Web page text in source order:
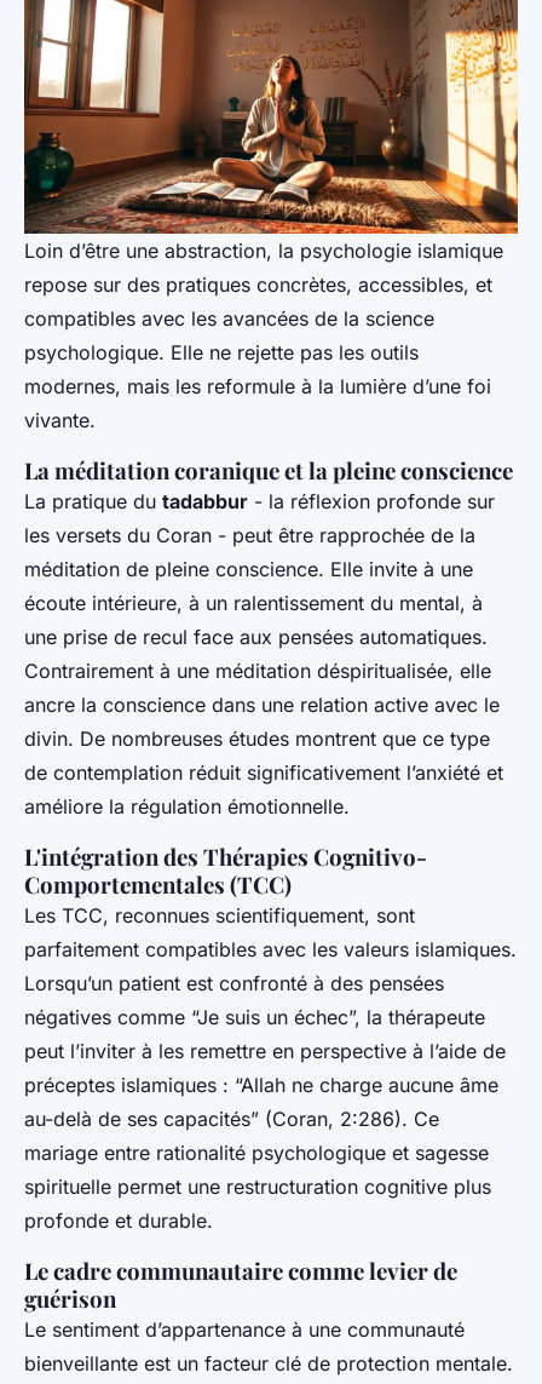
Loin d’être une abstraction, la psychologie islamique
repose sur des pratiques concrètes, accessibles, et
compatibles avec les avancées de la science
psychologique. Elle ne rejette pas les outils
modernes, mais les reformule à la lumière d’une foi
vivante.
La méditation coranique et la pleine conscience
La pratique du tadabbur - la réflexion profonde sur
les versets du Coran - peut être rapprochée de la
méditation de pleine conscience. Elle invite à une
écoute intérieure, à un ralentissement du mental, à
une prise de recul face aux pensées automatiques.
Contrairement à une méditation déspiritualisée, elle
ancre la conscience dans une relation active avec le
divin. De nombreuses études montrent que ce type
de contemplation réduit significativement l’anxiété et
améliore la régulation émotionnelle.
L'intégration des Thérapies Cognitivo-
Comportementales (TCC)
Les TCC, reconnues scientifiquement, sont
parfaitement compatibles avec les valeurs islamiques.
Lorsqu’un patient est confronté à des pensées
négatives comme “Je suis un échec”, la thérapeute
peut l’inviter à les remettre en perspective à l’aide de
préceptes islamiques : “Allah ne charge aucune âme
au-delà de ses capacités” (Coran, 2:286). Ce
mariage entre rationalité psychologique et sagesse
spirituelle permet une restructuration cognitive plus
profonde et durable.
Le cadre communautaire comme levier de
guérison
Le sentiment d’appartenance à une communauté
bienveillante est un facteur clé de protection mentale.